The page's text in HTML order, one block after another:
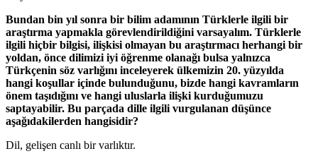
Bundan bin yıl sonra bir bilim adamının Türklerle ilgili bir
araştırma yapmakla görevlendirildiğini varsayalım. Türklerle
ilgili hiçbir bilgisi, ilişkisi olmayan bu araştırmacı herhangi bir
yoldan, önce dilimizi iyi öğrenme olanağı bulsa yalnızca
Türkçenin söz varlığını inceleyerek ülkemizin 20. yüzyılda
hangi koşullar içinde bulunduğunu, bizde hangi kavramların
önem taşıdığını ve hangi uluslarla ilişki kurduğumuzu
saptayabilir. Bu parçada dille ilgili vurgulanan düşünce
aşağıdakilerden hangisidir?
Dil, gelişen canlı bir varlıktır.